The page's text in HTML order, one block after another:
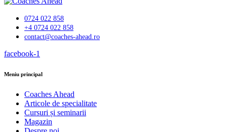
0724 022 858
+4 0724 022 858
contact@coaches-ahead.ro
facebook-1
Meniu principal
Coaches Ahead
Articole de specialitate
Cursuri și seminarii
Magazin